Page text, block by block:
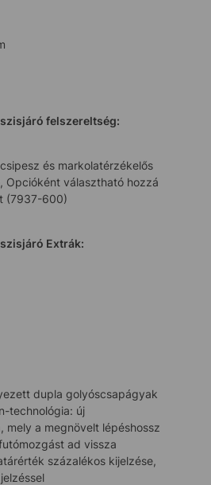
felszereltség:
és markolatérzékelős
Opcióként választható hozzá
(7937-600)
Extrák:
dupla golyóscsapágyak
technológia: új
mely a megnövelt lépéshossz
ad vissza
százalékos kijelzése,